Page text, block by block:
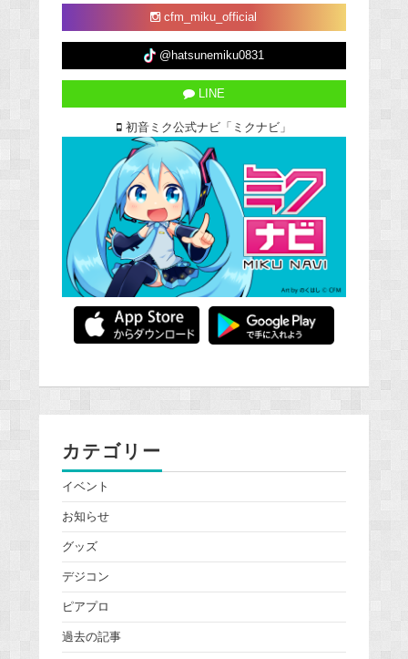
cfm_miku_official
@hatsunemiku0831
LINE
初音ミク公式ナビ「ミクナビ」
カテゴリー
イベント
お知らせ
グッズ
デジコン
ピアプロ
過去の記事